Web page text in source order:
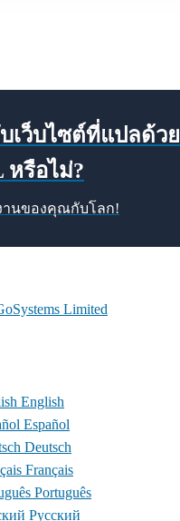
เว็บไซต์ที่แปลด้วย
หรือไม่?
านของคุณกับโลก!
Limited(เปิด
English
Español
Deutsch
Français
Português
Русский